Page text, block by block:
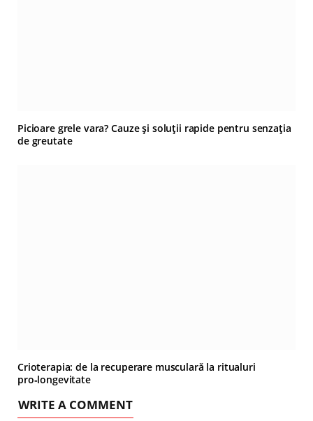
Picioare grele vara? Cauze și soluții rapide pentru senzația
de greutate
Crioterapia: de la recuperare musculară la ritualuri
pro‑longevitate
WRITE A COMMENT